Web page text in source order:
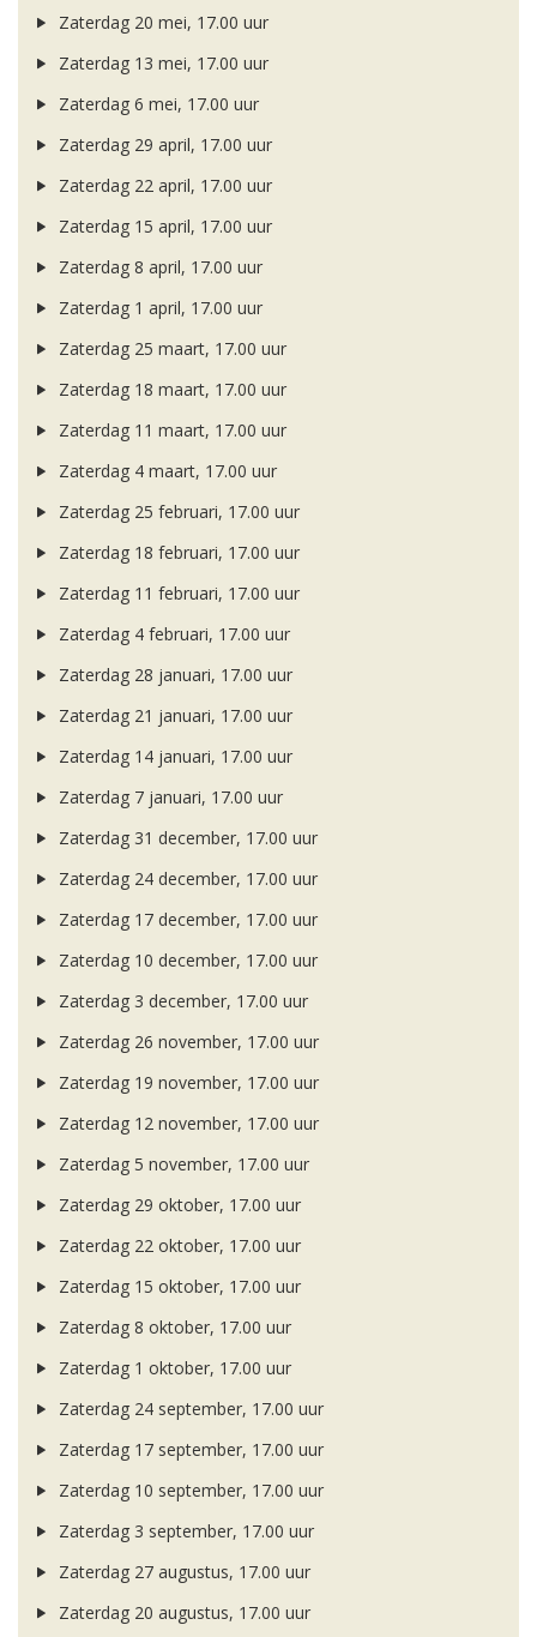
Zaterdag 20 mei, 17.00 uur
Zaterdag 13 mei, 17.00 uur
Zaterdag 6 mei, 17.00 uur
Zaterdag 29 april, 17.00 uur
Zaterdag 22 april, 17.00 uur
Zaterdag 15 april, 17.00 uur
Zaterdag 8 april, 17.00 uur
Zaterdag 1 april, 17.00 uur
Zaterdag 25 maart, 17.00 uur
Zaterdag 18 maart, 17.00 uur
Zaterdag 11 maart, 17.00 uur
Zaterdag 4 maart, 17.00 uur
Zaterdag 25 februari, 17.00 uur
Zaterdag 18 februari, 17.00 uur
Zaterdag 11 februari, 17.00 uur
Zaterdag 4 februari, 17.00 uur
Zaterdag 28 januari, 17.00 uur
Zaterdag 21 januari, 17.00 uur
Zaterdag 14 januari, 17.00 uur
Zaterdag 7 januari, 17.00 uur
Zaterdag 31 december, 17.00 uur
Zaterdag 24 december, 17.00 uur
Zaterdag 17 december, 17.00 uur
Zaterdag 10 december, 17.00 uur
Zaterdag 3 december, 17.00 uur
Zaterdag 26 november, 17.00 uur
Zaterdag 19 november, 17.00 uur
Zaterdag 12 november, 17.00 uur
Zaterdag 5 november, 17.00 uur
Zaterdag 29 oktober, 17.00 uur
Zaterdag 22 oktober, 17.00 uur
Zaterdag 15 oktober, 17.00 uur
Zaterdag 8 oktober, 17.00 uur
Zaterdag 1 oktober, 17.00 uur
Zaterdag 24 september, 17.00 uur
Zaterdag 17 september, 17.00 uur
Zaterdag 10 september, 17.00 uur
Zaterdag 3 september, 17.00 uur
Zaterdag 27 augustus, 17.00 uur
Zaterdag 20 augustus, 17.00 uur